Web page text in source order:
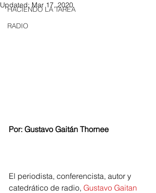
HACIENDO LA TAREA
RADIO
Updated: Mar 17, 2020
Por: Gustavo Gaitán Thornee
El periodista, conferencista, autor y
catedrático de radio, Gustavo Gaitan